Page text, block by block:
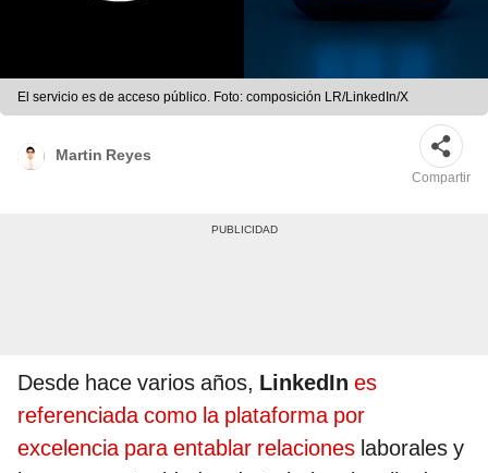
El servicio es de acceso público. Foto: composición LR/LinkedIn/X
Martin Reyes
Compartir
Desde hace varios años, LinkedIn es
referenciada como la plataforma por
excelencia para entablar relaciones laborales y